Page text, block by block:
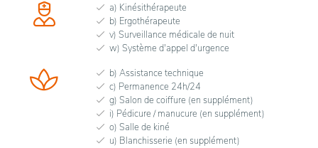
a) Kinésithérapeute
b) Ergothérapeute
v) Surveillance médicale de nuit
w) Système d'appel d'urgence
b) Assistance technique
c) Permanence 24h/24
g) Salon de coiffure (en supplément)
i) Pédicure / manucure (en supplément)
o) Salle de kiné
u) Blanchisserie (en supplément)